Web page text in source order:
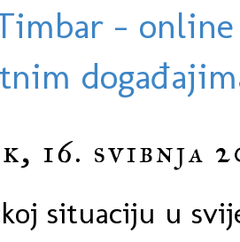
-
16. svibnja
situaciju u